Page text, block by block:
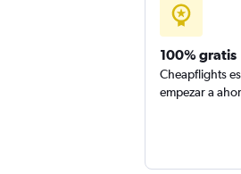
100% gratis
Cheapflights
empezar a